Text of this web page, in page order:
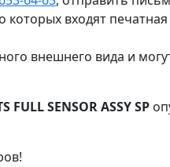
входят
внешнего вида и
SENSOR ASSY SP